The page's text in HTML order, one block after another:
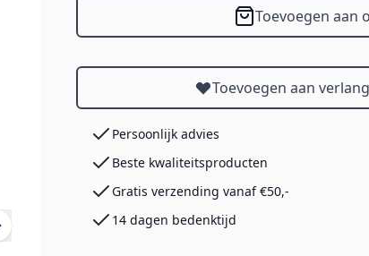
Toevoegen aan
Toevoegen aan
Persoonlijk advies
Beste kwaliteitsproducten
Gratis verzending vanaf €50,-
14 dagen bedenktijd